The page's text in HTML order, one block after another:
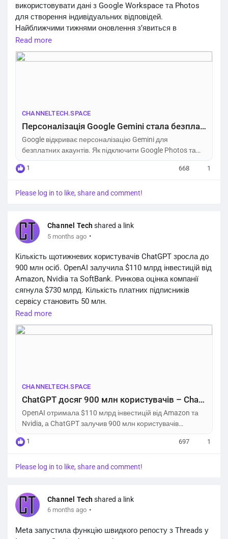
використовувати дані з Google Workspace та Photos
для створення індивідуальних відповідей.
Найближчими тижнями оновлення з’явиться в
застосунку Gemini та браузері Chrome для
користувачів у США. Функція вимкнена за
замовчуванням і наразі не підтримує корпоративні чи
Read more
CHANNELTECH.SPACE
Персоналізація Google Gemini стала безплатною: як увімкнути – Channel Tech
Google відкриває персоналізацію Gemini для
безплатних акаунтів. Як підключити Google Photos та
Workspace для індивідуальних відповідей чатбота.
1 668 1
Please log in to like, share and comment!
Channel Tech shared a link
5 months ago ·
Кількість щотижневих користувачів ChatGPT зросла до
900 млн осіб. OpenAI залучила $110 млрд інвестицій від
Amazon, Nvidia та SoftBank. Ринкова оцінка компанії
сягнула $730 млрд. Кількість платних підписників
сервісу становить 50 млн.
https://channeltech.space/ai/chatgpt-900m-users-openai-
110b-funding-r...
Read more
CHANNELTECH.SPACE
ChatGPT досяг 900 млн користувачів – Channel Tech
OpenAI отримала $110 млрд інвестицій від Amazon та
Nvidia, а ChatGPT залучив 900 млн користувачів
щотижня. Деталі рекордної угоди.
1 697 1
Please log in to like, share and comment!
Channel Tech shared a link
6 months ago ·
Meta запустила функцію швидкого репосту з Threads у